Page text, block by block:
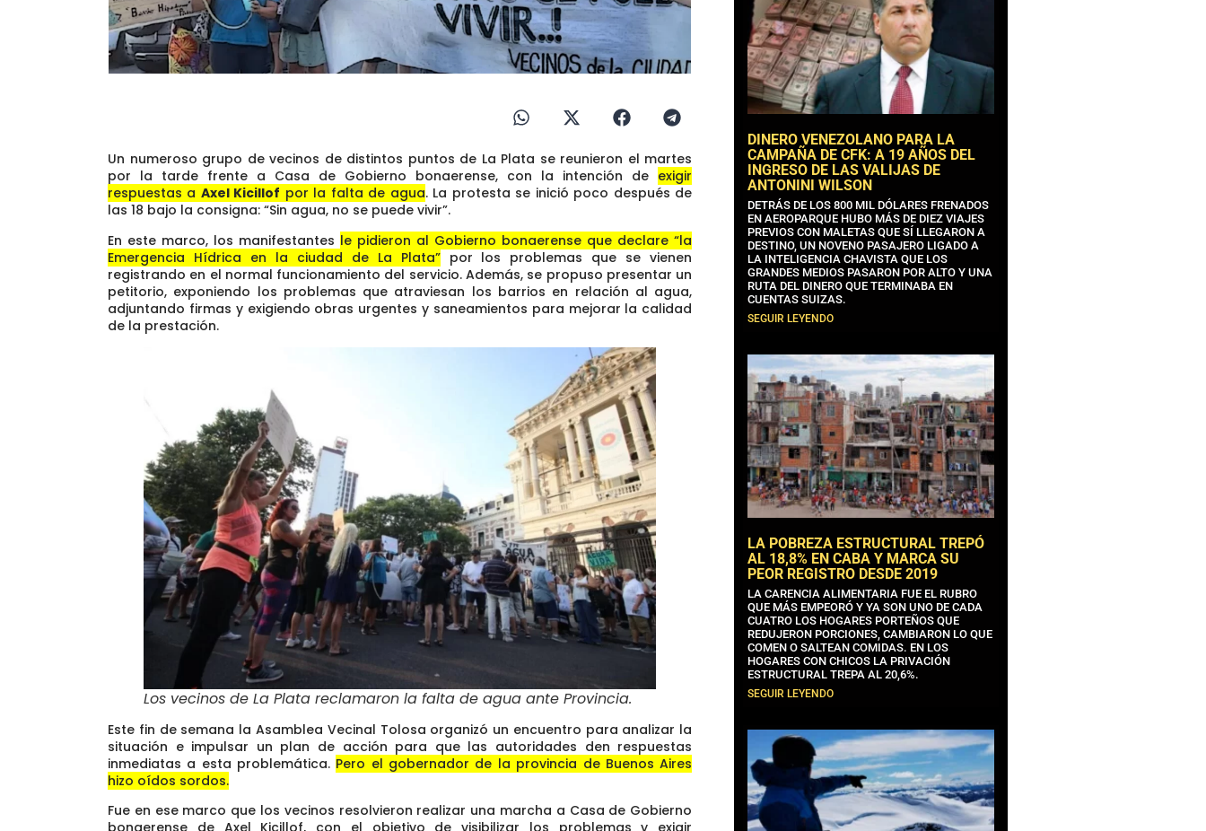
Un numeroso grupo de vecinos de distintos puntos de La Plata se reunieron el martes
por la tarde frente a Casa de Gobierno bonaerense, con la intención de exigir
respuestas a Axel Kicillof por la falta de agua. La protesta se inició poco después de
las 18 bajo la consigna: “Sin agua, no se puede vivir”.
En este marco, los manifestantes le pidieron al Gobierno bonaerense que declare “la
Emergencia Hídrica en la ciudad de La Plata”por los problemas que se vienen
registrando en el normal funcionamiento del servicio. Además, se propuso presentar un
petitorio, exponiendo los problemas que atraviesan los barrios en relación al agua,
adjuntando firmas y exigiendo obras urgentes y saneamientos para mejorar la calidad
de la prestación.
Los vecinos de La Plata reclamaron la falta de agua ante Provincia.
Este fin de semana la Asamblea Vecinal Tolosa organizó un encuentro para analizar la
situación e impulsar un plan de acción para que las autoridades den respuestas
inmediatas a esta problemática. Pero el gobernador de la provincia de Buenos Aires
hizo oídos sordos.
Fue en ese marco que los vecinos resolvieron realizar una marcha a Casa de Gobierno
DINERO VENEZOLANO PARA LA
CAMPAÑA DE CFK: A 19 AÑOS DEL
INGRESO DE LAS VALIJAS DE
ANTONINI WILSON
DETRÁS DE LOS 800 MIL DÓLARES FRENADOS
EN AEROPARQUE HUBO MÁS DE DIEZ VIAJES
PREVIOS CON MALETAS QUE SÍ LLEGARON A
DESTINO, UN NOVENO PASAJERO LIGADO A
LA INTELIGENCIA CHAVISTA QUE LOS
GRANDES MEDIOS PASARON POR ALTO Y UNA
RUTA DEL DINERO QUE TERMINABA EN
CUENTAS SUIZAS.
SEGUIR LEYENDO
LA POBREZA ESTRUCTURAL TREPÓ
AL 18,8% EN CABA Y MARCA SU
PEOR REGISTRO DESDE 2019
LA CARENCIA ALIMENTARIA FUE EL RUBRO
QUE MÁS EMPEORÓ Y YA SON UNO DE CADA
CUATRO LOS HOGARES PORTEÑOS QUE
REDUJERON PORCIONES, CAMBIARON LO QUE
COMEN O SALTEAN COMIDAS. EN LOS
HOGARES CON CHICOS LA PRIVACIÓN
ESTRUCTURAL TREPA AL 20,6%.
SEGUIR LEYENDO